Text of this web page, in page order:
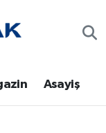
Asayiş